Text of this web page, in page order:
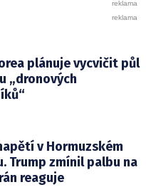
plánuje vycvičit půl
„dronových
v Hormuzském
Trump zmínil palbu na
reaguje